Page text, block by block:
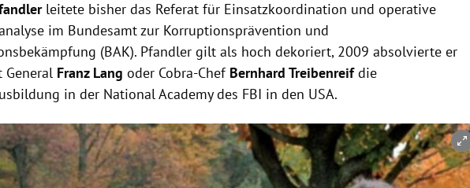
leitete bisher das Referat für Einsatzkoordination und operative
im Bundesamt zur Korruptionsprävention und
(BAK). Pfandler gilt als hoch dekoriert, 2009 absolvierte er
Franz Lang oder Cobra-Chef Bernhard Treibenreifdie
in der National Academy des FBI in den USA.
Hinweis öffnen/schließen